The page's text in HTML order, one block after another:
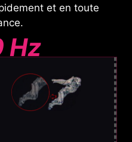
et en toute
Hz